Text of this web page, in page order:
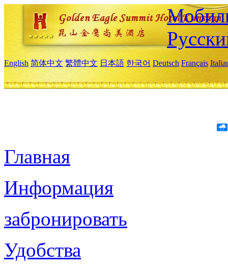
English 简体中文 繁體中文 日本語 한국어 Deutsch Français
Главная
Информация
забронировать
Удобства